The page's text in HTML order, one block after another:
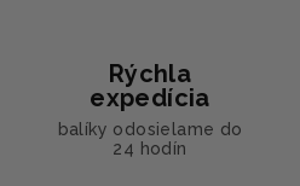
Rýchla
expedícia
balíky odosielame do
24 hodín